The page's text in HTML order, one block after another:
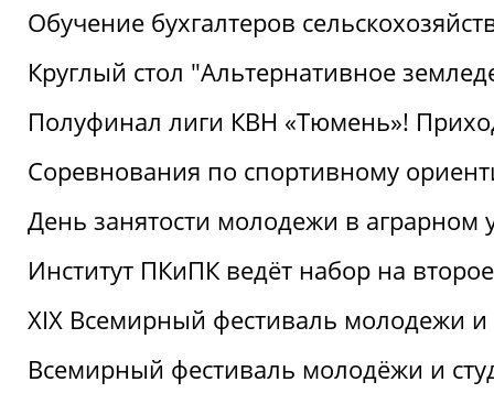
Обучение бухгалтеров
Круглый стол "Альтернативное
Полуфинал лиги КВН «Тюмень»!
Соревнования по спортивному
День занятости молодежи в аграрном
Институт ПКиПК ведёт набор на
XIX Всемирный фестиваль молодежи
Всемирный фестиваль молодёжи и